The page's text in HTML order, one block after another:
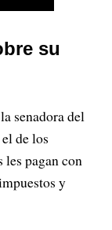
su
senadora del
de los
pagan con
y